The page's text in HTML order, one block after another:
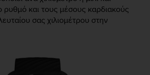
ρυθμό και τους μέσους καρδιακούς
σας χιλιομέτρου στην